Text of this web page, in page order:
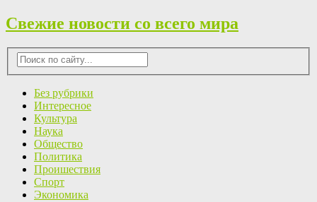
Свежие новости со всего мира
Без рубрики
Интересное
Культура
Наука
Общество
Политика
Проишествия
Спорт
Экономика